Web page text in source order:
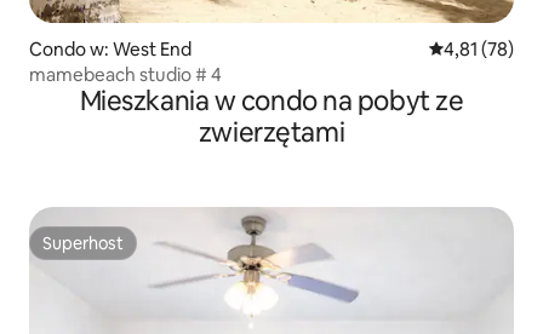
Condo w: West End Średnia
4,81 (78)
mamebeach studio # 4
Mieszkania w condo na pobyt ze
zwierzętami
Superhost
Superhost